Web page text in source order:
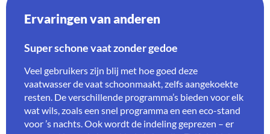
Ervaringen van anderen
Super schone vaat zonder gedoe
Veel gebruikers zijn blij met hoe goed deze
vaatwasser de vaat schoonmaakt, zelfs aangekoekte
resten. De verschillende programma’s bieden voor elk
wat wils, zoals een snel programma en een eco-stand
voor ’s nachts. Ook wordt de indeling geprezen – er